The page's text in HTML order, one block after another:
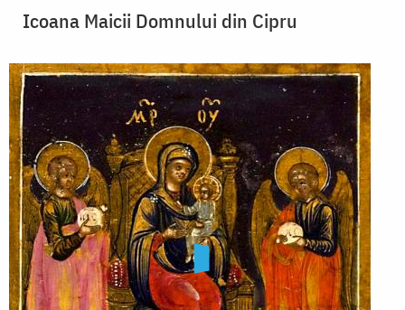
Icoana Maicii Domnului din Cipru